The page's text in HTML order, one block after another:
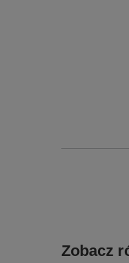
Zobacz